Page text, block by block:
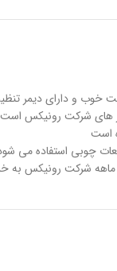
های شرکت رونیکس است
چوبی استفاده می شود